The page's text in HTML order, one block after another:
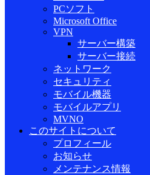
PCソフト
Microsoft Office
VPN
サーバー構築
サーバー接続
ネットワーク
セキュリティ
モバイル機器
モバイルアプリ
MVNO
このサイトについて
プロフィール
お知らせ
メンテナンス情報